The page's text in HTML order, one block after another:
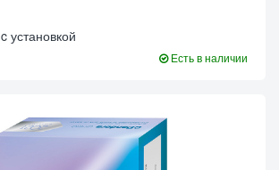
c установкой
Есть в наличии